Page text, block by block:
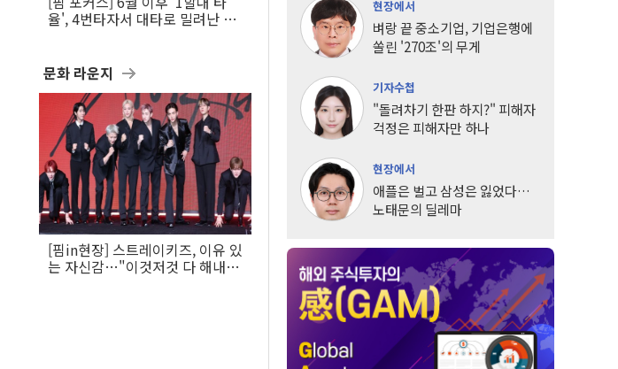
율', 4번타자서 대타로 밀려난 LG
문화 라운지
[핌in현장] 스트레이키즈, 이유 있
는 자신감…"이것저것 다 해내는
현장에서
벼랑 끝 중소기업, 기업은행에
쏠린 '270조'의 무게
기자수첩
"돌려차기 한판 하지?" 피해자
걱정은 피해자만 하나
현장에서
애플은 벌고 삼성은 잃었다…
노태문의 딜레마